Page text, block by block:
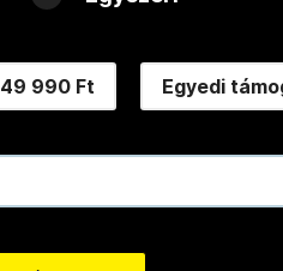
49 990 Ft Egyedi